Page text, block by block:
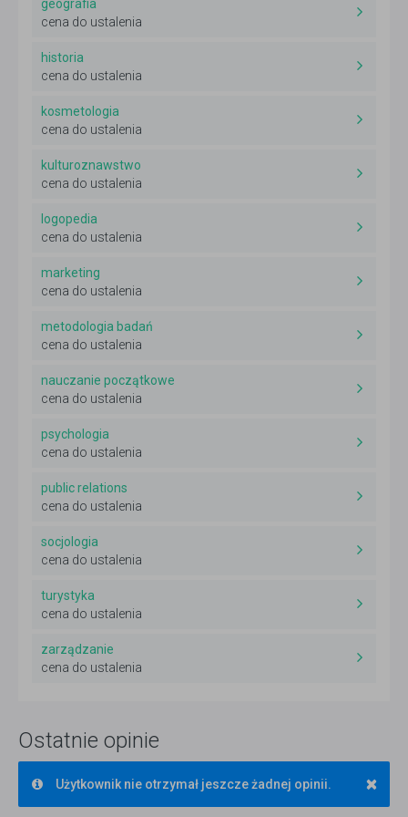
geografia
cena do ustalenia
historia
cena do ustalenia
kosmetologia
cena do ustalenia
kulturoznawstwo
cena do ustalenia
logopedia
cena do ustalenia
marketing
cena do ustalenia
metodologia badań
cena do ustalenia
nauczanie początkowe
cena do ustalenia
psychologia
cena do ustalenia
public relations
cena do ustalenia
socjologia
cena do ustalenia
turystyka
cena do ustalenia
zarządzanie
cena do ustalenia
Ostatnie opinie
×
Użytkownik nie otrzymał jeszcze żadnej opinii.